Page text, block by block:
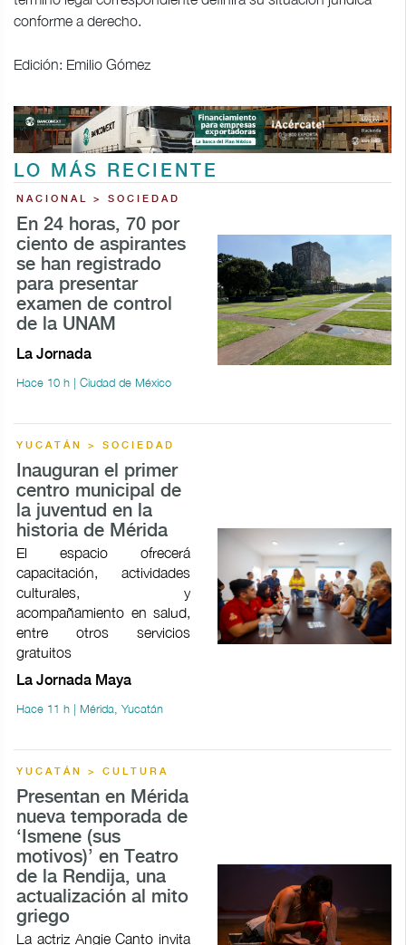
conforme a derecho.
Edición: Emilio Gómez
LO MÁS RECIENTE
NACIONAL > SOCIEDAD
En 24 horas, 70 por
ciento de aspirantes
se han registrado
para presentar
examen de control
de la UNAM
La Jornada
Hace 10 h | Ciudad de México
YUCATÁN > SOCIEDAD
Inauguran el primer
centro municipal de
la juventud en la
historia de Mérida
El espacio ofrecerá
capacitación, actividades
culturales, y
acompañamiento en salud,
entre otros servicios
gratuitos
La Jornada Maya
Hace 11 h | Mérida, Yucatán
YUCATÁN > CULTURA
Presentan en Mérida
nueva temporada de
‘Ismene (sus
motivos)’ en Teatro
de la Rendija, una
actualización al mito
griego
La actriz Angie Canto invita